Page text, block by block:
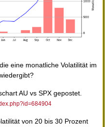
eine monatliche Volatilität im
AU vs SPX gepostet.
von 20 bis 30 Prozent